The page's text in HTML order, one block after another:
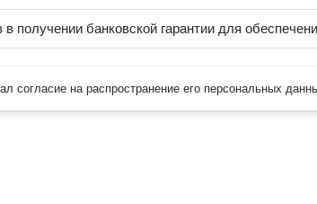
получении банковской гарантии для
согласие на распространение его персональных